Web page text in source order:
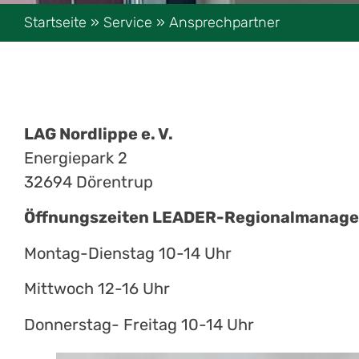
Startseite » Service » Ansprechpartner
LAG Nordlippe e. V.
Energiepark 2
32694 Dörentrup
Öffnungszeiten LEADER-
Montag-Dienstag 10-14 Uhr
Mittwoch 12-16 Uhr
Donnerstag- Freitag 10-14 Uhr